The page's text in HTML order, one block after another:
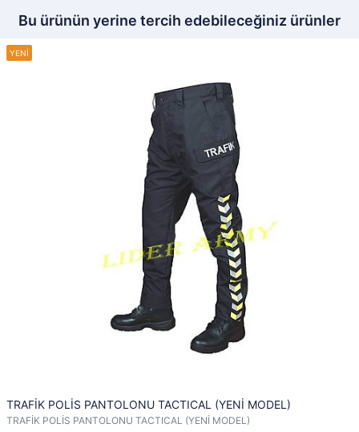
Bu ürünün yerine tercih edebileceğiniz ürünler
TRAFİK POLİS PANTOLONU TACTICAL (YENİ MODEL)
TRAFİK POLİS PANTOLONU TACTICAL (YENİ MODEL)